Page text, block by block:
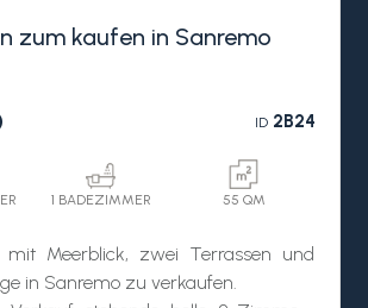
zum kaufen in Sanremo
ID2B24
1 BADEZIMMER 55 QM
Meerblick, zwei Terrassen und
in Sanremo zu verkaufen.